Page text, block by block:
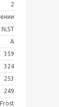
2
N,ST
A
359
324
253
249